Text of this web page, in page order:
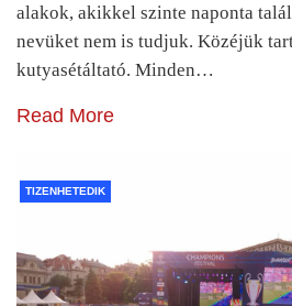
alakok, akikkel szinte naponta
nevüket nem is tudjuk. Közéjük
kutyasétáltató. Minden…
Read More
TIZENHETEDIK